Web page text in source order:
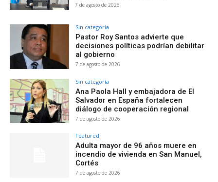
7 de agosto de 2026
Sin categoría
Pastor Roy Santos advierte que
decisiones políticas podrían debilitar
al gobierno
7 de agosto de 2026
Sin categoría
Ana Paola Hall y embajadora de El
Salvador en España fortalecen
diálogo de cooperación regional
7 de agosto de 2026
Featured
Adulta mayor de 96 años muere en
incendio de vivienda en San Manuel,
Cortés
7 de agosto de 2026